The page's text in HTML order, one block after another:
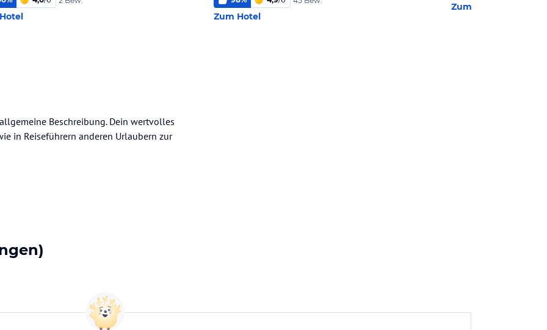
Zum Hotel
Zum Hotel
Beschreibung. Dein wertvolles
in Reiseführern anderen Urlaubern zur